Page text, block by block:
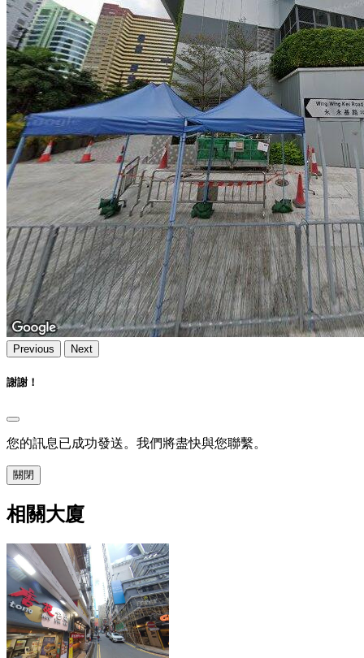
Previous Next
謝謝！
您的訊息已成功發送。我們將盡快與您聯繫。
關閉
相關大廈